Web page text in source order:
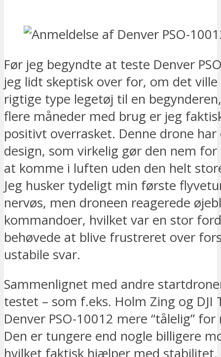
Før jeg begyndte at teste Denver
jeg lidt skeptisk over for, om det
rigtige type legetøj til en
flere måneder med brug er jeg
positivt overrasket. Denne drone
design, som virkelig gør den nem
at komme i luften uden den helt
Jeg husker tydeligt min første
nervøs, men droneen reagerede
kommandoer, hvilket var en stor
behøvede at blive frustreret over
ustabile svar.
Sammenlignet med andre
testet – som f.eks. Holm Zing og DJI
Denver PSO-10012 mere “tålelig”
Den er tungere end nogle billigere
hvilket faktisk hjælper med stabilitet,